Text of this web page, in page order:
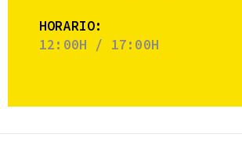
HORARIO:
12:00H / 17:00H